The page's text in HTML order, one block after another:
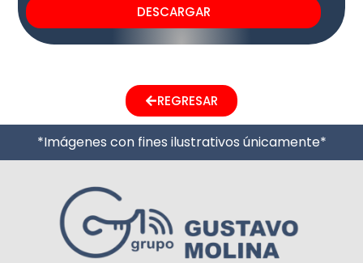
DESCARGAR
REGRESAR
*Imágenes con fines ilustrativos únicamente*